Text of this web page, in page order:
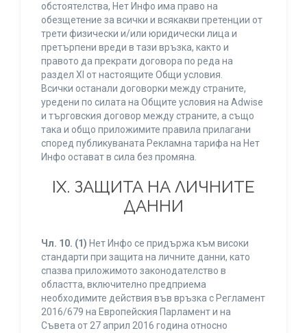
обстоятелства, Нет Инфо има право на
обезщетение за всички и всякакви претенции от
трети физически и/или юридически лица и
претърпени вреди в тази връзка, както и
правото да прекрати договора по реда на
раздел XI от настоящите Общи условия.
Всички останали договорки между страните,
уредени по силата на Общите условия на Adwise
и търговския договор между страните, а също
така и общо приложимите правила прилагани
според публикуваната Рекламна тарифа на Нет
Инфо остават в сила без промяна.
IХ. ЗАЩИТА НА ЛИЧНИТЕ
ДАННИ
Чл. 10. (1) Нет Инфо се придържа към високи
стандарти при защита на личните данни, като
спазва приложимото законодателство в
областта, включително предприема
необходимите действия във връзка с Регламент
2016/679 на Европейския Парламент и на
Съвета от 27 април 2016 година относно